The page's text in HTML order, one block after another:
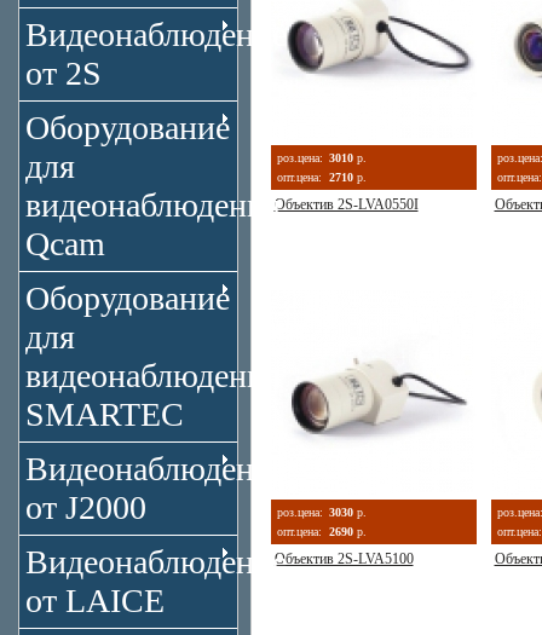
Видеонаблюдение
от 2S
Оборудование
для
видеонаблюдения
Qcam
Оборудование
для
видеонаблюдения
SMARTEC
Видеонаблюдение
от J2000
Видеонаблюдение
от LAICE
роз.цена: 3010 р.
опт.цена:
2710 р.
Объектив 2S-LVA0550I
роз.цена:
опт.цена:
роз.цена: 3030 р.
опт.цена:
2690 р.
Объектив 2S-LVA5100
роз.цена:
опт.цена: